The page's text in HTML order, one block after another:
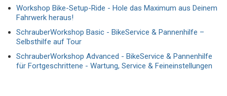
Workshop Bike-Setup-Ride - Hole das Maximum aus Deinem
Fahrwerk heraus!
SchrauberWorkshop Basic - BikeService & Pannenhilfe –
Selbsthilfe auf Tour
SchrauberWorkshop Advanced - BikeService & Pannenhilfe
für Fortgeschrittene - Wartung, Service & Feineinstellungen